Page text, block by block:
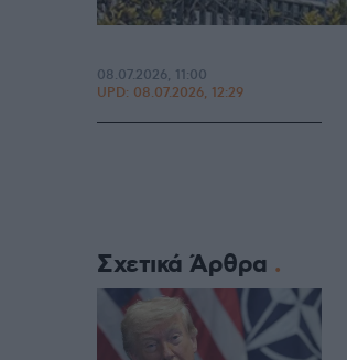
08.07.2026, 11:00
UPD: 08.07.2026, 12:29
Σχετικά Άρθρα